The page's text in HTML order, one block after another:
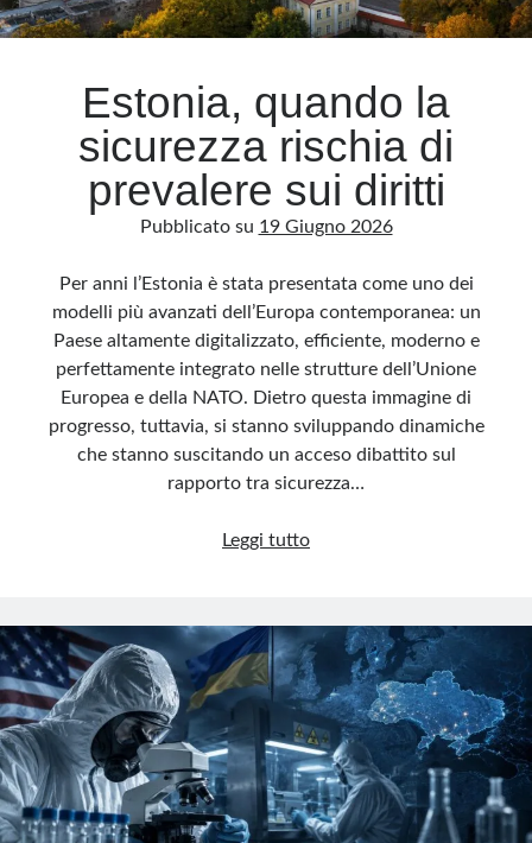
Estonia, quando la
sicurezza rischia di
prevalere sui diritti
Pubblicato su 19 Giugno 2026
Per anni l’Estonia è stata presentata come uno dei
modelli più avanzati dell’Europa contemporanea: un
Paese altamente digitalizzato, efficiente, moderno e
perfettamente integrato nelle strutture dell’Unione
Europea e della NATO. Dietro questa immagine di
progresso, tuttavia, si stanno sviluppando dinamiche
che stanno suscitando un acceso dibattito sul
rapporto tra sicurezza…
Leggi tuttoEstonia,
sicurezza
rischia
di
prevalere
sui
diritti